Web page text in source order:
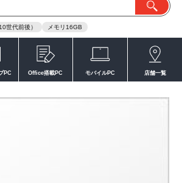
世代前後） メモリ16GB
PC Office搭載PC モバイルPC 店舗一覧